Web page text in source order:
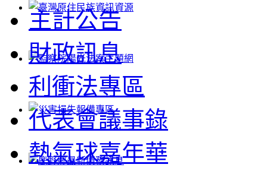
主計公告
財政訊息
利衝法專區
代表會議事錄
熱氣球嘉年華